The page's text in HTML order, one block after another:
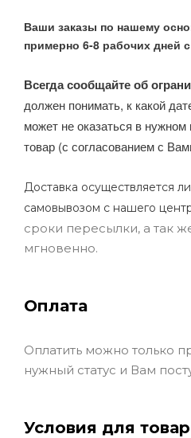
Ваши заказы по нашему
примерно 6-8 рабочих дней
Всегда сообщайте об
должен понимать, к какой
может не оказаться в
товар (с согласованием с
Доставка осуществляется
самовывозом с нашего
сроки пересылки, а так
мгновенно.
Оплата
Оплатить можно только
нужный статус и Вам
Условия для